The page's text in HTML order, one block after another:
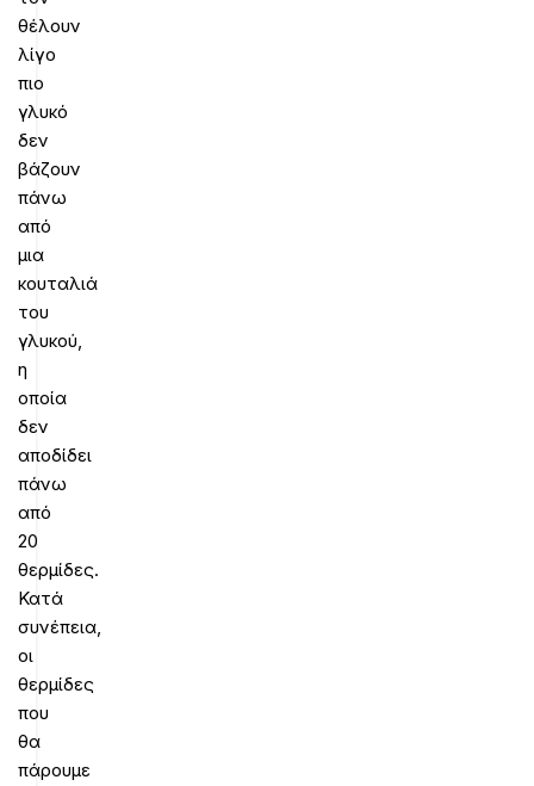
θέλουν
λίγο
πιο
γλυκό
δεν
βάζουν
πάνω
από
μια
κουταλιά
του
γλυκού,
η
οποία
δεν
αποδίδει
πάνω
από
20
θερμίδες.
Κατά
συνέπεια,
οι
θερμίδες
που
θα
πάρουμε